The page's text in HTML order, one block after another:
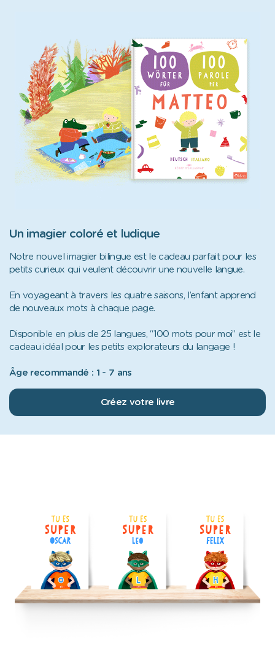
Un imagier coloré et ludique
Notre nouvel imagier bilingue est le cadeau parfait pour les
petits curieux qui veulent découvrir une nouvelle langue.
En voyageant à travers les quatre saisons, l’enfant apprend
de nouveaux mots à chaque page.
Disponible en plus de 25 langues, “100 mots pour moi” est le
cadeau idéal pour les petits explorateurs du langage !
Âge recommandé : 1 - 7 ans
Créez votre livre